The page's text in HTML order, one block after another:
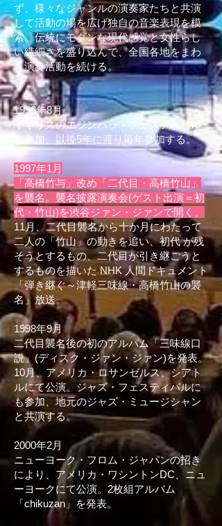
ず、様々なジャンルの演奏家たちと共演
して活動の場を広げ独自の音楽表現を模
索。伝統にモダンな現代感覚と女性らし
い繊細さを盛り込んで、全国各地をまわ
り演奏活動を続ける。
1996年8月
イギリスのエジンバラ・フェスティパル
に参加。以後5年に渡り毎年参加する。
1997年1月
「高橋竹与」改め「二代目・高橋竹山」
を襲名。襲名披露演奏会(ゲスト出演＝初
代・竹山)を渋谷ジァン・ジァンで開く。
11月、二代目襲名から十か月にわたって
二人の「竹山」の動きを追い、初代 が残
そうとするもの、二代目が引き継ごうと
するものを描いた NHK 人間ドキュメント
「弾き継ぐ～津軽三味線・高橋竹山の襲
名」放送。
1998年9月
二代目襲名後の初のアルバム「三味線口
説」(ディスク・ジァン・ジァン)を発表。
10月、アメリカ・ロサンゼルス、シアト
ルにて公演。ジャズ・フェスティバルに
も参加、地元のジャズ・ミュージシャン
と共演する。
2000年2月
ニューヨーク・フロム・ジャパンの招き
により、アメリカ・ワシントンDC、ニュ
ーヨークにて公演。2枚組アルバム
「chikuzan」を発表。